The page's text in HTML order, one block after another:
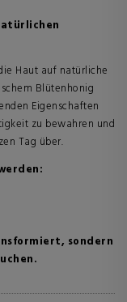
Haut auf natürliche
Blütenhonig
Eigenschaften
zu bewahren und
Tag über.
sondern